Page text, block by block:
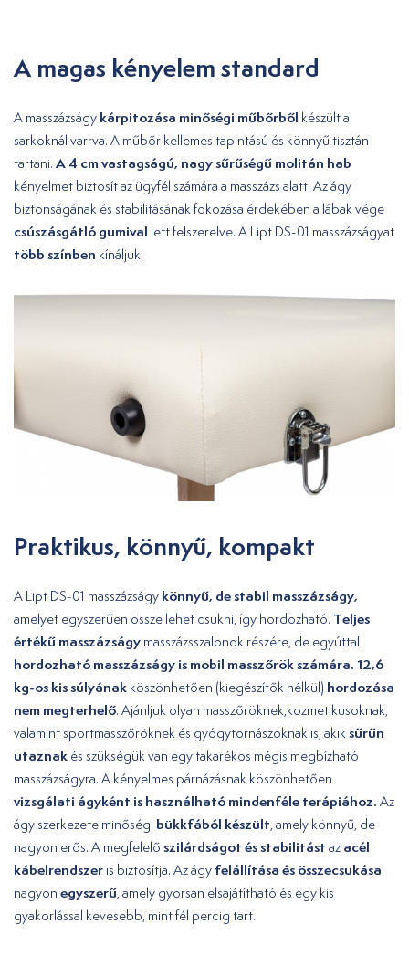
A magas kényelem standard
A masszázságy kárpitozása minőségi műbőrből készült a
sarkoknál varrva. A műbőr kellemes tapintású és könnyű tisztán
tartani. A 4 cm vastagságú, nagy sűrűségű molitán hab
kényelmet biztosít az ügyfél számára a masszázs alatt. Az ágy
biztonságának és stabilitásának fokozása érdekében a lábak vége
csúszásgátló gumival lett felszerelve. A Lipt DS-01 masszázságyat
többszínben kínáljuk.
Praktikus, könnyű, kompakt
A Lipt DS-01 masszázságy könnyű, de stabil masszázságy,
amelyet egyszerűen össze lehet csukni, így hordozható. Teljes
értékű masszázságy masszázsszalonok részére, de egyúttal
hordozható masszázságy is mobil masszőrök számára. 12,6
kg-os kis súlyának köszönhetően (kiegészítők nélkül) hordozása
nem megterhelő. Ajánljuk olyan masszőröknek,kozmetikusoknak,
valamint sportmasszőröknek és gyógytornászoknak is, akiksűrűn
utaznak és szükségük van egy takarékos mégis megbízható
masszázságyra. A kényelmes párnázásnak köszönhetően
vizsgálati ágyként is használható mindenféle terápiához. Az
ágy szerkezete minőségi bükkfából készült, amely könnyű, de
nagyon erős. A megfelelő szilárdságot és stabilitást az acél
kábelrendszer is biztosítja. Az ágy felállítása és összecsukása
nagyon egyszerű, amely gyorsan elsajátítható és egy kis
gyakorlással kevesebb, mint fél percig tart.